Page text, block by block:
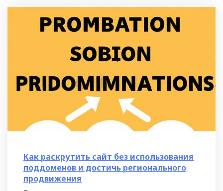
Как раскрутить сайт без использования
поддоменов и достичь регионального
продвижения